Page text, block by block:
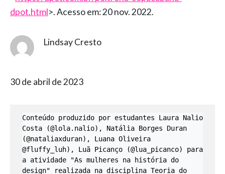
dpot.html>. Acesso em: 20 nov. 2022.
Lindsay Cresto
30 de abril de 2023
Conteúdo produzido por estudantes Laura Nalio
Costa (@lola.nalio), Natália Borges Duran
(@nataliaxduran), Luana Oliveira
@fluffy_luh), Luã Picanço (@lua_picanco) para
a atividade "As mulheres na história do
design" realizada na disciplina Teoria do